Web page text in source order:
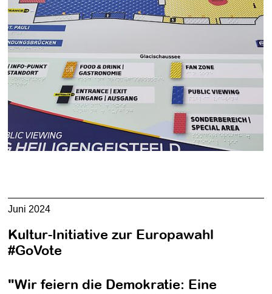
Juni 2024
Kultur-Initiative zur Europawahl
#GoVote
"Wir feiern die Demokratie: Eine